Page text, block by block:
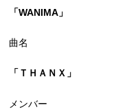
「WANIMA」
曲名
「ＴＨＡＮＸ」
メンバー